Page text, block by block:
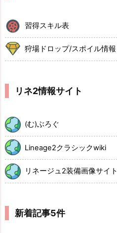
習得スキル表
狩場ドロップ/スポイル情報
リネ2情報サイト
(む)ぶろぐ
Lineage2クラシックwiki
リネージュ2装備画像サイト
新着記事5件